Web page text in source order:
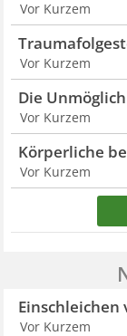
Vor Kurzem
Vor Kurzem
Die
Vor Kurzem
Körperliche
Vor Kurzem
Einschleichen
Vor Kurzem